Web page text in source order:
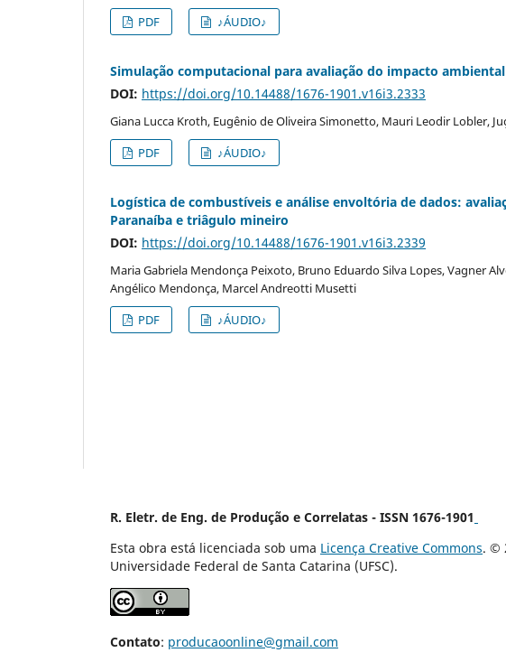
PDF
♪ÁUDIO♪
Simulação computacional para avaliação do impacto
DOI: https://doi.org/10.14488/1676-1901.v16i3.2333
Giana Lucca Kroth, Eugênio de Oliveira Simonetto, Mauri Leodir Lobler,
PDF
♪ÁUDIO♪
Logística de combustíveis e análise envoltória de dados:
Paranaíba e triâgulo mineiro
DOI: https://doi.org/10.14488/1676-1901.v16i3.2339
Maria Gabriela Mendonça Peixoto, Bruno Eduardo Silva Lopes, Vagner
Angélico Mendonça, Marcel Andreotti Musetti
PDF ♪ÁUDIO♪
R. Eletr. de Eng. de Produção e Correlatas - ISSN 1676-1901
Esta obra está licenciada sob uma Licença Creative Commons. ©
Universidade Federal de Santa Catarina (UFSC).
Contato: producaoonline@gmail.com